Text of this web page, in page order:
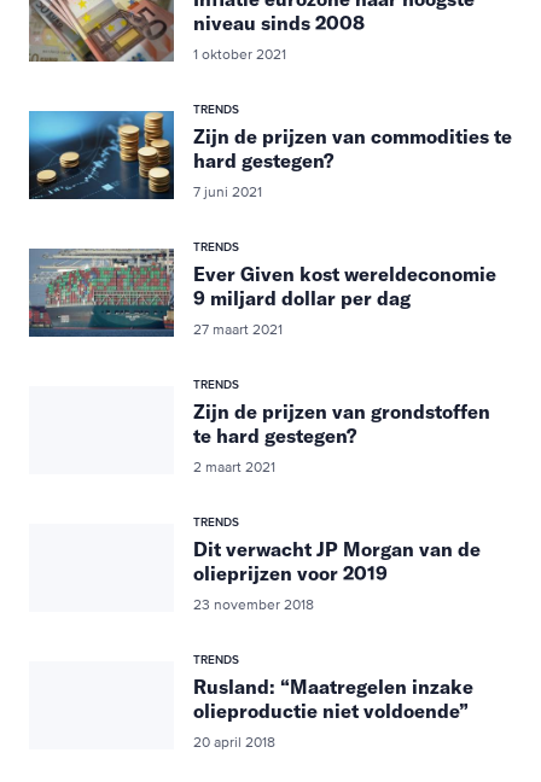
niveau sinds 2008
1 oktober 2021
TRENDS
Zijn de prijzen van commodities te
hard gestegen?
7 juni 2021
TRENDS
Ever Given kost wereldeconomie
9 miljard dollar per dag
27 maart 2021
TRENDS
Zijn de prijzen van grondstoffen
te hard gestegen?
2 maart 2021
TRENDS
Dit verwacht JP Morgan van de
olieprijzen voor 2019
23 november 2018
TRENDS
Rusland: “Maatregelen inzake
olieproductie niet voldoende”
20 april 2018